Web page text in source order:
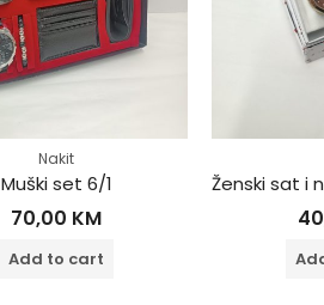
Nakit
Muški set 6/1
70,00 KM
Add to cart